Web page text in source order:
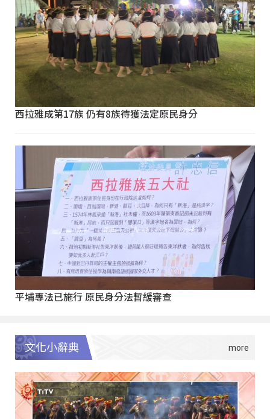
西拉雅成第17族 仍有8族待獲法定原民身分
平埔專法已施行 原民身分法暫緩審查
文化小辭典